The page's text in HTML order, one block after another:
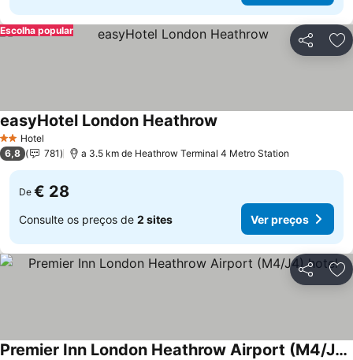
Partilhar
Escolha popular
2 Estrelas
Hotel
easyHotel London Heathrow
6,8 781 a 3.5 km de Heathrow Terminal 4 Metro Station
De € 28
Consulte os preços de 2 sites Ver preços
Partilhar
Premier Inn London Heathrow Airport (M4/J4) hotel